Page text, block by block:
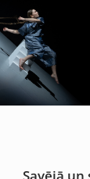
Savējā un